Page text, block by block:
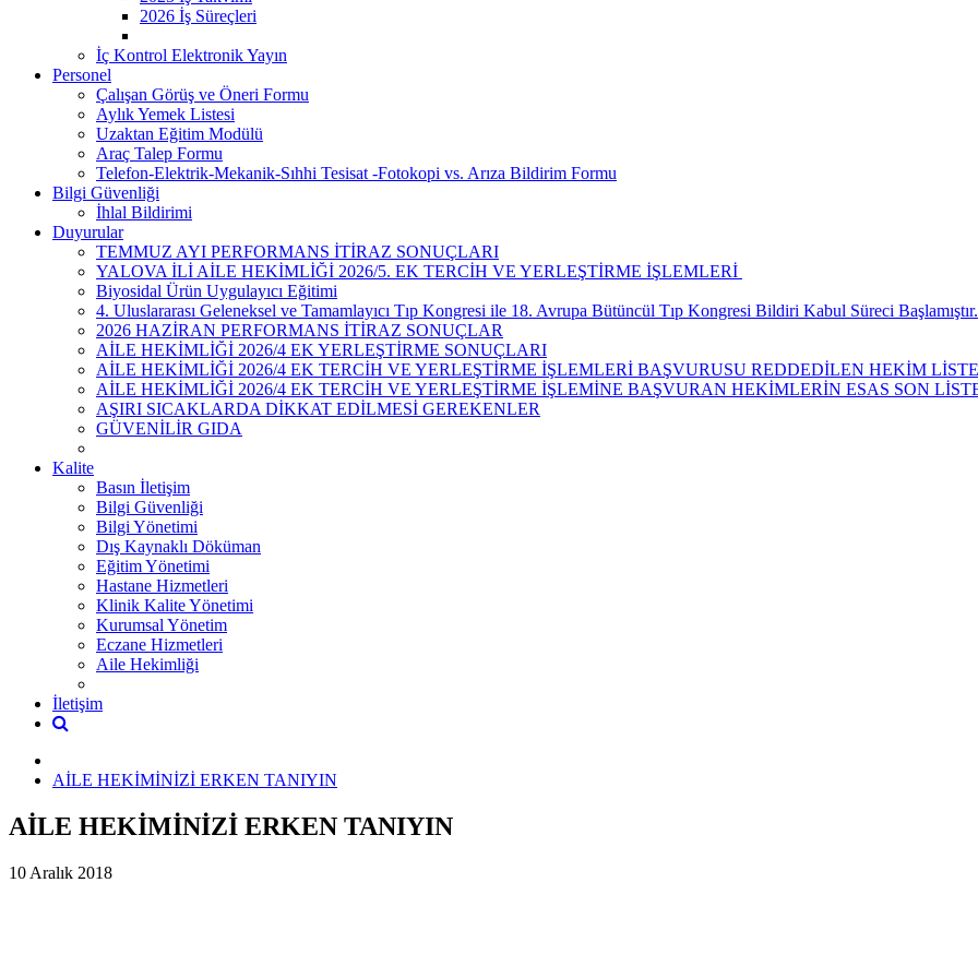
2026 İş Süreçleri
İç Kontrol Elektronik Yayın
Personel
Çalışan Görüş ve Öneri Formu
Aylık Yemek Listesi
Uzaktan Eğitim Modülü
Araç Talep Formu
Telefon-Elektrik-Mekanik-Sıhhi Tesisat -Fotokopi vs. Arıza Bildirim Formu
Bilgi Güvenliği
İhlal Bildirimi
Duyurular
TEMMUZ AYI PERFORMANS İTİRAZ SONUÇLARI
YALOVA İLİ AİLE HEKİMLİĞİ 2026/5. EK TERCİH VE YERLEŞTİRME İŞLEMLERİ ​
Biyosidal Ürün Uygulayıcı Eğitimi
4. Uluslararası Geleneksel ve Tamamlayıcı Tıp Kongresi ile 18. Avrupa Bütüncül Tıp Kongresi Bildiri Kabul Süreci Başlamıştır.
2026 HAZİRAN PERFORMANS İTİRAZ SONUÇLAR
AİLE HEKİMLİĞİ 2026/4 EK YERLEŞTİRME SONUÇLARI
AİLE HEKİMLİĞİ 2026/4 EK TERCİH VE YERLEŞTİRME İŞLEMLERİ BAŞVURUSU REDDEDİLEN HEKİM
AİLE HEKİMLİĞİ 2026/4 EK TERCİH VE YERLEŞTİRME İŞLEMİNE BAŞVURAN HEKİMLERİN ESAS SON
AŞIRI SICAKLARDA DİKKAT EDİLMESİ GEREKENLER
GÜVENİLİR GIDA
Kalite
Basın İletişim
Bilgi Güvenliği
Bilgi Yönetimi
Dış Kaynaklı Döküman
Eğitim Yönetimi
Hastane Hizmetleri
Klinik Kalite Yönetimi
Kurumsal Yönetim
Eczane Hizmetleri
Aile Hekimliği
İletişim
AİLE HEKİMİNİZİ ERKEN TANIYIN
AİLE HEKİMİNİZİ ERKEN TANIYIN
10 Aralık 2018